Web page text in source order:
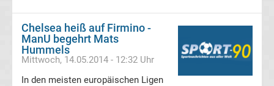
Transfergerüchte
Chelsea heiß auf Firmino -
ManU begehrt Mats
Hummels
Mittwoch, 14.05.2014 - 12:32 Uhr
In den meisten europäischen Ligen